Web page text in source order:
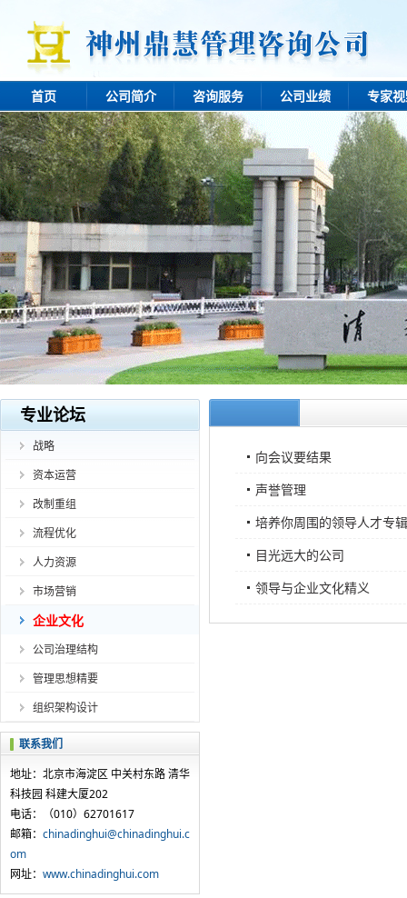
首页 公司简介 咨询服务 公司业绩 专家
专业论坛
战略
资本运营
改制重组
流程优化
人力资源
市场营销
企业文化
公司治理结构
管理思想精要
组织架构设计
联系我们
地址：北京市海淀区 中关村东路 清华
科技园 科建大厦202
电话：（010）62701617
邮箱： chinadinghui@chinadinghui.c
om
网址： www.chinadinghui.com
向会议要结果
声誉管理
培养你周围的领导人才专辑
目光远大的公司
领导与企业文化精义